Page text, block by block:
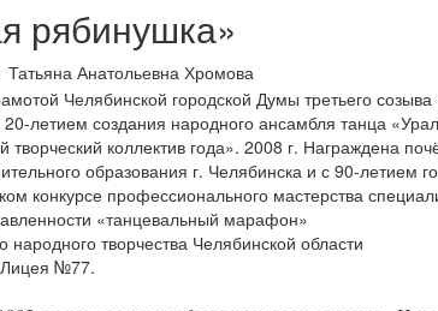
рябинушка»
Татьяна Анатольевна Хромова
Челябинской городской Думы третьего
20-летием создания народного ансамбля танца
коллектив года». 2008 г. Награждена
образования г. Челябинска и с 90-летием
конкурсе профессионального мастерства
«танцевальный марафон»
творчества Челябинской области
Лицея №77.